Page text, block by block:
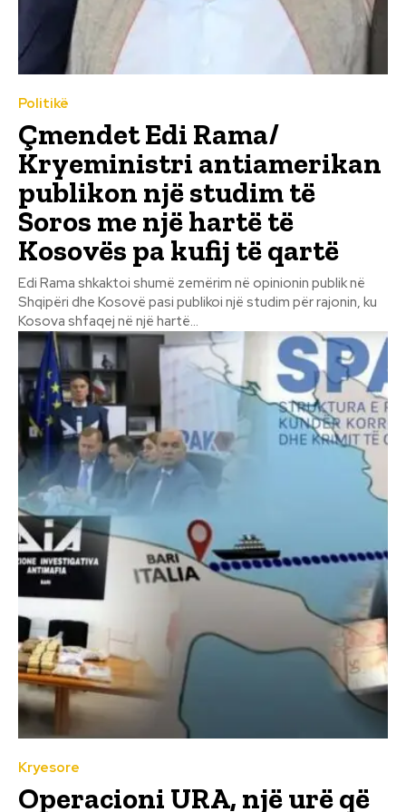
Politikë
Çmendet Edi Rama/
Kryeministri antiamerikan
publikon një studim të
Soros me një hartë të
Kosovës pa kufij të qartë
Edi Rama shkaktoi shumë zemërim në opinionin publik në
Shqipëri dhe Kosovë pasi publikoi një studim për rajonin, ku
Kosova shfaqej në një hartë...
Kryesore
Operacioni URA, një urë që